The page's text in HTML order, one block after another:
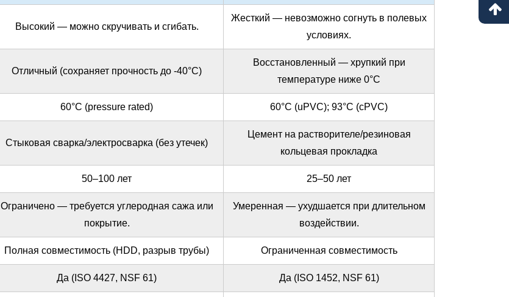
Высокий — можно скручивать и сгибать.
Жесткий — невозможно согнуть в полевых
условиях.
Отличный (сохраняет прочность до -40°C)
Восстановленный — хрупкий при
температуре ниже 0°C
60°С (pressure rated) 60°С (uPVC); 93°C (cPVC)
Стыковая сварка/электросварка (без утечек)
Цемент на растворителе/резиновая
кольцевая прокладка
50–100 лет 25–50 лет
Ограничено — требуется углеродная сажа или
покрытие.
Умеренная — ухудшается при длительном
воздействии.
Полная совместимость (HDD, разрыв трубы) Ограниченная совместимость
Да (ISO 4427, NSF 61) Да (ISO 1452, NSF 61)